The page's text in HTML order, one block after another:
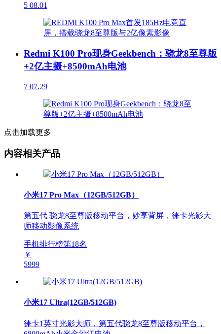
5 08.01
Redmi K100 Pro现身Geekbench：骁龙8至尊版
+2亿主摄+8500mAh电池
7 07.29
点击加载更多
内容相关产品
小米17 Pro Max（12GB/512GB）
第五代 骁龙8至尊版移动平台，妙享背屏，徕卡光影大
师移动影像系统
手机排行榜第18名
￥
5999
小米17 Ultra(12GB/512GB)
徕卡1英寸光影大师，第五代骁龙8至尊版移动平台，